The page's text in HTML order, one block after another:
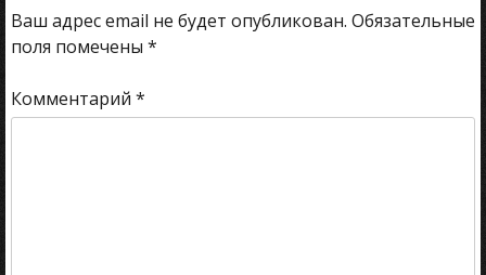
Ваш адрес email не будет опубликован. Обязательные
поля помечены *
Комментарий *